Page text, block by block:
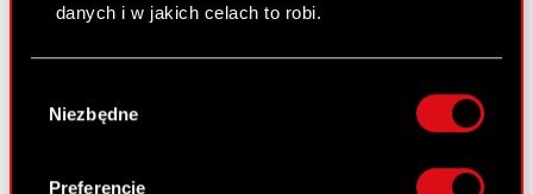
danych i w jakich celach to robi.
lokalizacji geograficznej z dokładnością nawet
Identyfikować Twoje urządzenie, aktywnie
zgody
Niezbędne
Preferencje
O CD PROJEKT
Grupa Kapitałowa